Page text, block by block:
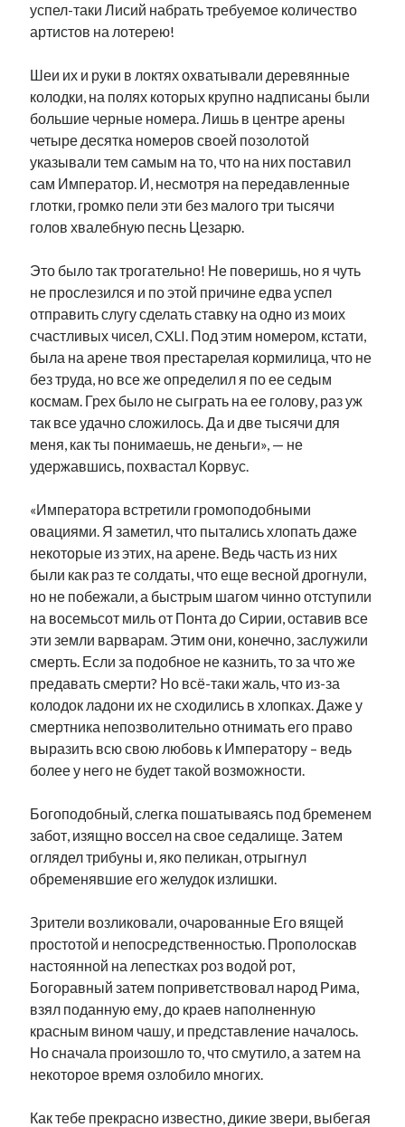
успел-таки Лисий набрать требуемое количество
артистов на лотерею!
Шеи их и руки в локтях охватывали деревянные
колодки, на полях которых крупно надписаны были
большие черные номера. Лишь в центре арены
четыре десятка номеров своей позолотой
указывали тем самым на то, что на них поставил
сам Император. И, несмотря на передавленные
глотки, громко пели эти без малого три тысячи
голов хвалебную песнь Цезарю.
Это было так трогательно! Не поверишь, но я чуть
не прослезился и по этой причине едва успел
отправить слугу сделать ставку на одно из моих
счастливых чисел, CXLI. Под этим номером, кстати,
была на арене твоя престарелая кормилица, что не
без труда, но все же определил я по ее седым
космам. Грех было не сыграть на ее голову, раз уж
так все удачно сложилось. Да и две тысячи для
меня, как ты понимаешь, не деньги», — не
удержавшись, похвастал Корвус.
«Императора встретили громоподобными
овациями. Я заметил, что пытались хлопать даже
некоторые из этих, на арене. Ведь часть из них
были как раз те солдаты, что еще весной дрогнули,
но не побежали, а быстрым шагом чинно отступили
на восемьсот миль от Понта до Сирии, оставив все
эти земли варварам. Этим они, конечно, заслужили
смерть. Если за подобное не казнить, то за что же
предавать смерти? Но всё-таки жаль, что из-за
колодок ладони их не сходились в хлопках. Даже у
смертника непозволительно отнимать его право
выразить всю свою любовь к Императору – ведь
более у него не будет такой возможности.
Богоподобный, слегка пошатываясь под бременем
забот, изящно воссел на свое седалище. Затем
оглядел трибуны и, яко пеликан, отрыгнул
обременявшие его желудок излишки.
Зрители возликовали, очарованные Его вящей
простотой и непосредственностью. Прополоскав
настоянной на лепестках роз водой рот,
Богоравный затем поприветствовал народ Рима,
взял поданную ему, до краев наполненную
красным вином чашу, и представление началось.
Но сначала произошло то, что смутило, а затем на
некоторое время озлобило многих.
Как тебе прекрасно известно, дикие звери, выбегая